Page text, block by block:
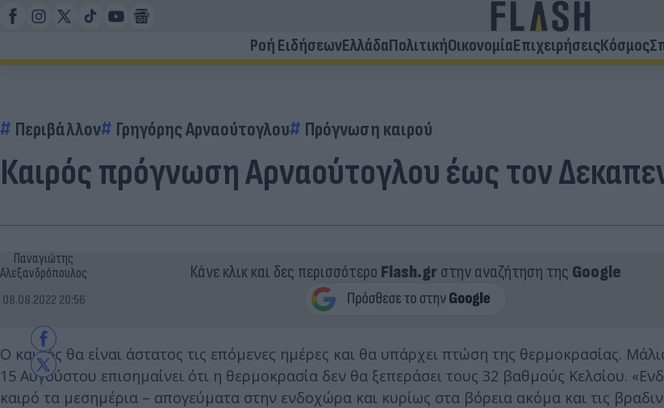
Ροή ΕιδήσεωνΕλλάδαΠολιτικήΟικονομίαΕπιχειρήσειςΚόσμος
Περιβάλλον Γρηγόρης Αρναούτογλου Πρόγνωση καιρού
Καιρός πρόγνωση Αρναούτογλου έως τον
Παναγιώτης
Αλεξανδρόπουλος
08.08.2022 20:56
Κάνε κλικ και δες περισσότερο Flash.grστην αναζήτηση της Google
Ο καιρός θα είναι άστατος τις επόμενες ημέρες και θα υπάρχει πτώση της θερμοκρασίας.
15 Αυγούστου επισημαίνει ότι η θερμοκρασία δεν θα ξεπεράσει τους 32 βαθμούς Κελσίου.
καιρό τα μεσημέρια – απογεύματα στην ενδοχώρα και κυρίως στα βόρεια ακόμα και τις